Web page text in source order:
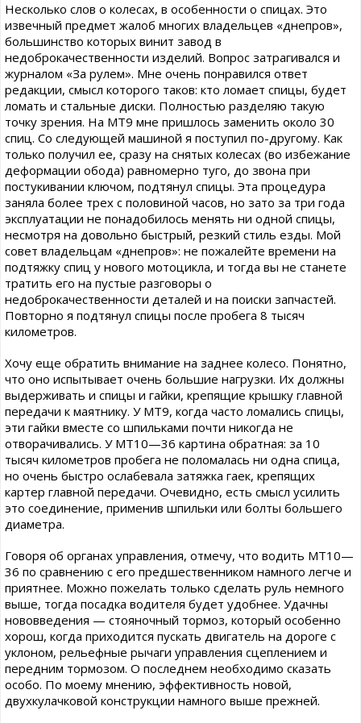
Несколько слов о колесах, в особенности о спицах. Это
извечный предмет жалоб многих владельцев «днепров»,
большинство которых винит завод в
недоброкачественности изделий. Вопрос затрагивался и
журналом «За рулем». Мне очень понравился ответ
редакции, смысл которого таков: кто ломает спицы, будет
ломать и стальные диски. Полностью разделяю такую
точку зрения. На МТ9 мне пришлось заменить около 30
спиц. Со следующей машиной я поступил по-другому. Как
только получил ее, сразу на снятых колесах (во избежание
деформации обода) равномерно туго, до звона при
постукивании ключом, подтянул спицы. Эта процедура
заняла более трех с половиной часов, но зато за три года
эксплуатации не понадобилось менять ни одной спицы,
несмотря на довольно быстрый, резкий стиль езды. Мой
совет владельцам «днепров»: не пожалейте времени на
подтяжку спиц у нового мотоцикла, и тогда вы не станете
тратить его на пустые разговоры о
недоброкачественности деталей и на поиски запчастей.
Повторно я подтянул спицы после пробега 8 тысяч
километров.
Хочу еще обратить внимание на заднее колесо. Понятно,
что оно испытывает очень большие нагрузки. Их должны
выдерживать и спицы и гайки, крепящие крышку главной
передачи к маятнику. У МТ9, когда часто ломались спицы,
эти гайки вместе со шпильками почти никогда не
отворачивались. У МТ10—36 картина обратная: за 10
тысяч километров пробега не поломалась ни одна спица,
но очень быстро ослабевала затяжка гаек, крепящих
картер главной передачи. Очевидно, есть смысл усилить
это соединение, применив шпильки или болты большего
диаметра.
Говоря об органах управления, отмечу, что водить МТ10—
36 по сравнению с его предшественником намного легче и
приятнее. Можно пожелать только сделать руль немного
выше, тогда посадка водителя будет удобнее. Удачны
нововведения — стояночный тормоз, который особенно
хорош, когда приходится пускать двигатель на дороге с
уклоном, рельефные рычаги управления сцеплением и
передним тормозом. О последнем необходимо сказать
особо. По моему мнению, эффективность новой,
двухкулачковой конструкции намного выше прежней.